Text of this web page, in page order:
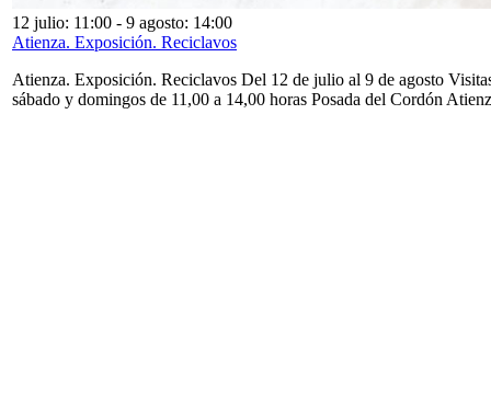
12 julio: 11:00 - 9 agosto: 14:00
Atienza. Exposición. Reciclavos
Atienza. Exposición. Reciclavos Del 12 de julio al 9 de agosto
sábado y domingos de 11,00 a 14,00 horas Posada del Cordón